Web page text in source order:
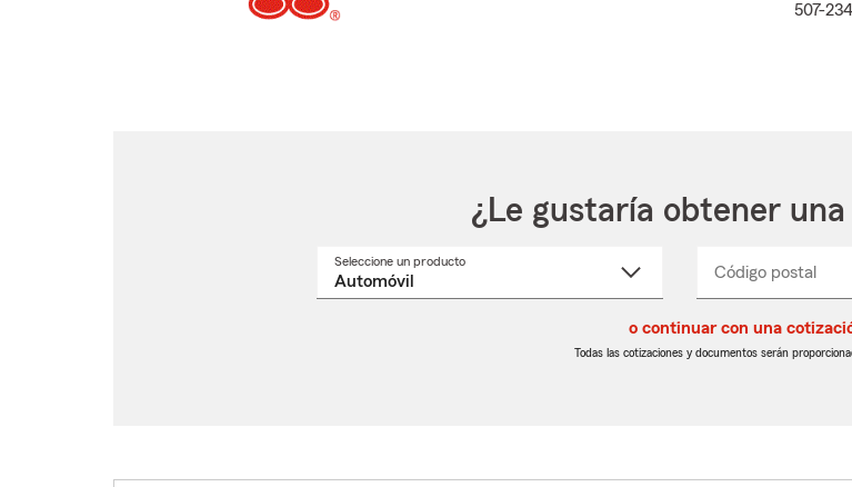
507-
¿Le gustaría obtener
Seleccione un productoSeleccione
Código postal
de
de
_____
o continuar con una
Todas las cotizaciones y documentos serán